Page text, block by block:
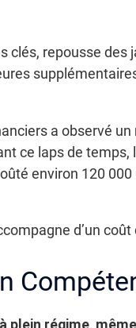
clés, repousse
a observé
ce laps de
environ 120
d’un
plein régime,